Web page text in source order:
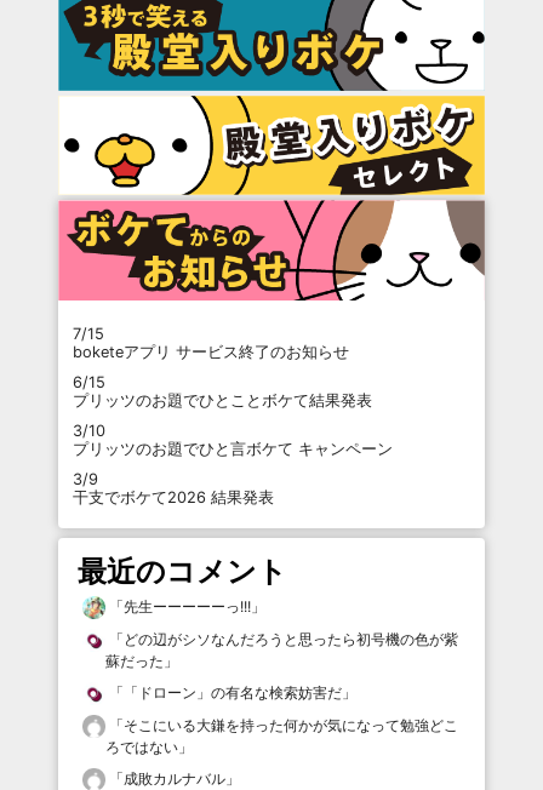
7/15
boketeアプリ サービス終了のお知らせ
6/15
プリッツのお題でひとことボケて結果発表
3/10
プリッツのお題でひと言ボケて キャンペーン
3/9
干支でボケて2026 結果発表
最近のコメント
「先生ーーーーーっ!!! 」
「 どの辺がシソなんだろうと思ったら初号機の色が紫
蘇だった 」
「 「ドローン」の有名な検索妨害だ 」
「そこにいる大鎌を持った何かが気になって勉強どこ
ろではない 」
「成敗カルナバル 」